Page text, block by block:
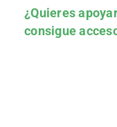
¿Quieres
consigue